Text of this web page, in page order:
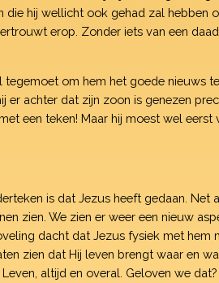
hij wellicht ook gehad zal hebben
erop. Zonder iets van een
om hem het goede nieuws
er achter dat zijn zoon is genezen
een teken! Maar hij moest wel
is dat Jezus heeft gedaan. Net
zien. We zien er weer een nieuw
dacht dat Jezus fysiek met hem
zien dat Hij leven brengt waar en
altijd en overal. Geloven we